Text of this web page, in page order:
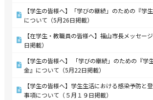
【学生の皆様へ】「学びの継続」のための『学
について（5月26日掲載）
【在学生・教職員の皆様へ】福山市長メッセー
日掲載）
【学生の皆様へ】 「学びの継続」のための『学
金』について（5月22日掲載）
【学生の皆様へ】学生生活における感染予防と
事項について（５月１９日掲載）